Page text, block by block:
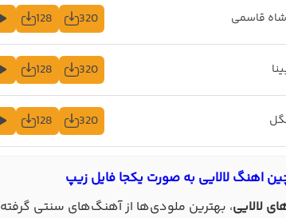
شاه قاسمی 128 320
128 320
128 320
اهنگ لالایی به صورت یکجا فایل زیپ
لالایی، بهترین ملودی‌ها از آهنگ‌های سنتی گرفته